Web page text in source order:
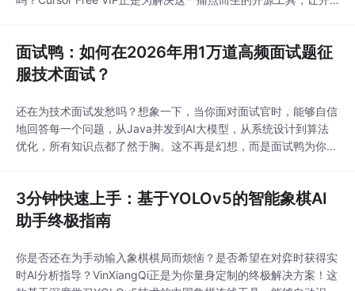
面试鸭：如何在2026年用1万道高频面试题征
服技术面试？
还在为技术面试发愁吗？想象一下，当你面对面试官时，能够自信
地回答每一个问题，从Java并发到AI大模型，从系统设计到算法
优化，所有知识点都了然于胸。这不再是幻想，而是面试鸭为你准
型、AI Agent、RAG、Python、Go等主流技术领域，帮助你用最
短的时间拿到最满意的off
3分钟快速上手：基于YOLOv5的智能象棋AI
助手终极指南
你是否还在为手动输入象棋棋局而烦恼？是否希望在对弈时获得实
时AI分析指导？VinXiangQi正是为你量身定制的终极解决方案！这